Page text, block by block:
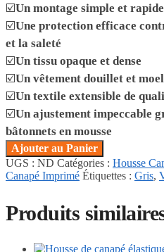
☑️Un montage simple et rapide
☑️Une protection efficace
et la saleté
☑️Un tissu opaque et dense
☑️Un vêtement douillet et
☑️Un textile extensible de
☑️Un ajustement impeccable
bâtonnets en mousse
Ajouter au Panier
UGS : ND Catégories : Housse
Canapé Imprimé Étiquettes : Gris,
Produits